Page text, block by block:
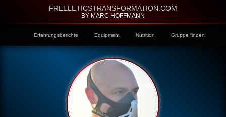
FREELETICSTRANSFORMATION.COM
BY MARC HOFFMANN
Erfahrungsberichte Equipment Nutrition Gruppe finden